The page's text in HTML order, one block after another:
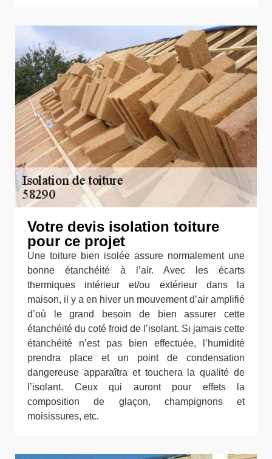
Votre devis isolation toiture
pour ce projet
Une toiture bien isolée assure normalement une
bonne étanchéité à l’air. Avec les écarts
thermiques intérieur et/ou extérieur dans la
maison, il y a en hiver un mouvement d’air amplifié
d’où le grand besoin de bien assurer cette
étanchéité du coté froid de l’isolant. Si jamais cette
étanchéité n’est pas bien effectuée, l’humidité
prendra place et un point de condensation
dangereuse apparaîtra et touchera la qualité de
l’isolant. Ceux qui auront pour effets la
composition de glaçon, champignons et
moisissures, etc.